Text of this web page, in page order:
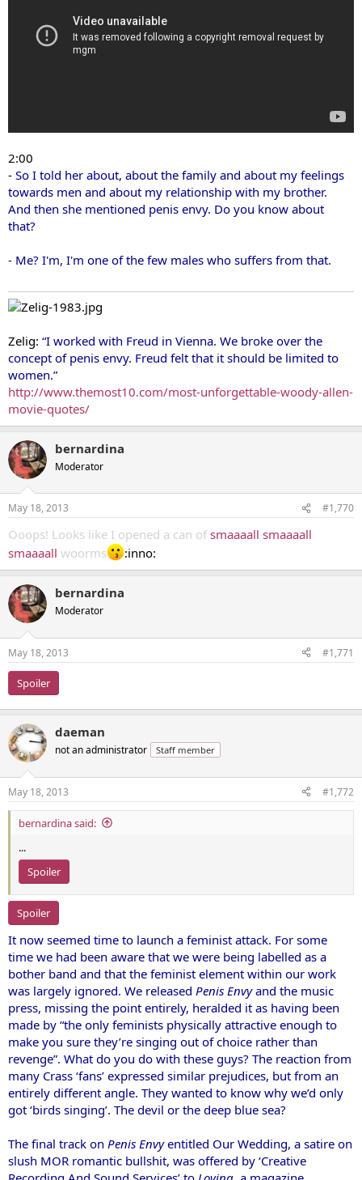
2:00
- So I told her about, about the family and about my feelings
towards men and about my relationship with my brother.
And then she mentioned penis envy. Do you know about
that?
- Me? I'm, I'm one of the few males who suffers from that.
Zelig: “I worked with Freud in Vienna. We broke over the
concept of penis envy. Freud felt that it should be limited to
women.”
http://www.themost10.com/most-unforgettable-woody-allen-
movie-quotes/
bernardina
Moderator
May 18, 2013 #1,770
Ooops! Looks like I opened a can ofsmaaaall smaaaall
smaaaall woorms :inno:
bernardina
Moderator
May 18, 2013 #1,771
Spoiler
daeman
not an administrator Staff member
May 18, 2013 #1,772
bernardina said:
...
Spoiler
Spoiler
It now seemed time to launch a feminist attack. For some
time we had been aware that we were being labelled as a
bother band and that the feminist element within our work
was largely ignored. We released Penis Envyand the music
press, missing the point entirely, heralded it as having been
made by “the only feminists physically attractive enough to
make you sure they’re singing out of choice rather than
revenge”. What do you do with these guys? The reaction from
many Crass ‘fans’ expressed similar prejudices, but from an
entirely different angle. They wanted to know why we’d only
got ‘birds singing’. The devil or the deep blue sea?
The final track on Penis Envyentitled Our Wedding, a satire on
slush MOR romantic bullshit, was offered by ‘Creative